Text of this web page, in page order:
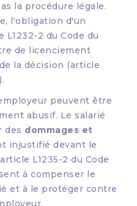
la procédure légale.
l'obligation d'un
2 du Code du
de licenciement
la décision (article
peuvent être
abusif. Le salarié
des dommages et
injustifié devant le
L1235-2 du Code
à compenser le
et à le protéger contre